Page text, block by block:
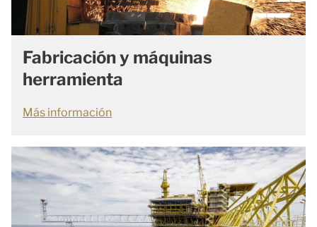
Fabricación y máquinas
herramienta
Más información